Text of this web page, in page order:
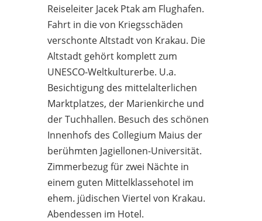
Reiseleiter Jacek Ptak am Flughafen.
Fahrt in die von Kriegsschäden
verschonte Altstadt von Krakau. Die
Altstadt gehört komplett zum
UNESCO-Weltkulturerbe. U.a.
Besichtigung des mittelalterlichen
Marktplatzes, der Marienkirche und
der Tuchhallen. Besuch des schönen
Innenhofs des Collegium Maius der
berühmten Jagiellonen-Universität.
Zimmerbezug für zwei Nächte in
einem guten Mittelklassehotel im
ehem. jüdischen Viertel von Krakau.
Abendessen im Hotel.